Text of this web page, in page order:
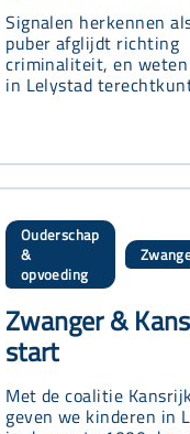
Signalen herkennen
puber afglijdt richting
criminaliteit, en
in Lelystad
Ouderschap
&
opvoeding
,
Zwanger &
start
Met de coalitie
geven we kinderen in